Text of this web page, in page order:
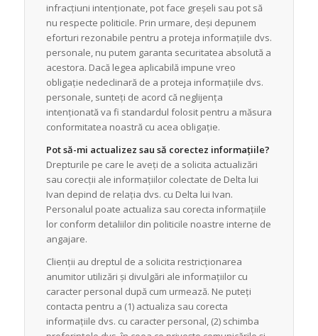
infracțiuni intenționate, pot face greșeli sau pot să
nu respecte politicile. Prin urmare, deși depunem
eforturi rezonabile pentru a proteja informațiile dvs.
personale, nu putem garanta securitatea absolută a
acestora. Dacă legea aplicabilă impune vreo
obligație nedeclinară de a proteja informațiile dvs.
personale, sunteți de acord că neglijența
intenționată va fi standardul folosit pentru a măsura
conformitatea noastră cu acea obligație.
Pot să-mi actualizez sau să corectez informațiile?
Drepturile pe care le aveți de a solicita actualizări
sau corecții ale informațiilor colectate de Delta lui
Ivan depind de relația dvs. cu Delta lui Ivan.
Personalul poate actualiza sau corecta informațiile
lor conform detaliilor din politicile noastre interne de
angajare.
Clienții au dreptul de a solicita restricționarea
anumitor utilizări și divulgări ale informațiilor cu
caracter personal după cum urmează. Ne puteți
contacta pentru a (1) actualiza sau corecta
informațiile dvs. cu caracter personal, (2) schimba